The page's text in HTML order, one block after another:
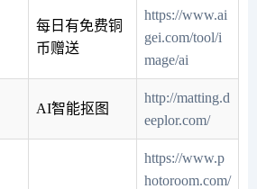
每日有免费铜
币赠送
https://www.ai
gei.com/tool/i
mage/ai
AI智能抠图
http://matting.d
eeplor.com/
https://www.p
hotoroom.com/